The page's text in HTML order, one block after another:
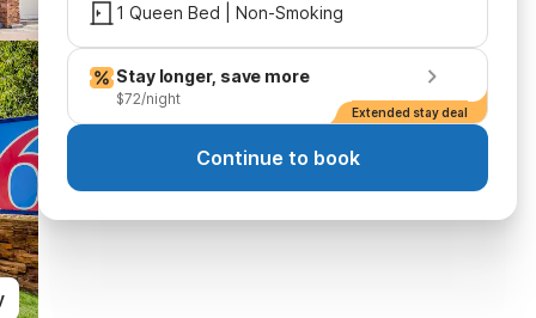
1 Queen Bed | Non-Smoking
Stay longer, save more
$72/night
Extended stay deal
Continue to book